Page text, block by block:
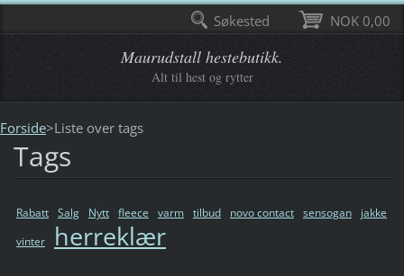
Maurudstall hestebutikk.
Alt til hest og rytter
Forside>Liste over tags
Tags
Rabatt Salg Nytt fleece varm tilbud novo contact sensogan
jakke
vinter
herreklær
NOK 0,00
Søkested